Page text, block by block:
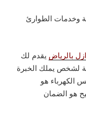
وخدمات الطوارئ
بالرياض يقدم لك
لشخص يملك الخبرة
الكهرباء هو
هو الضمان